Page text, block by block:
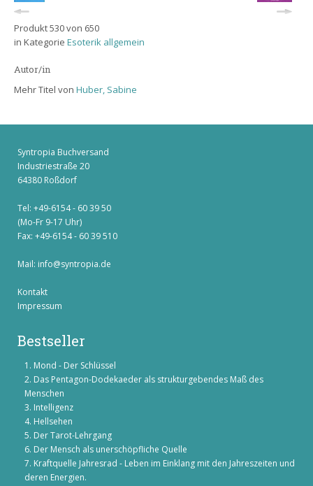
Produkt 530 von 650
in Kategorie Esoterik allgemein
Autor/in
Mehr Titel von Huber, Sabine
Syntropia Buchversand
Industriestraße 20
64380 Roßdorf
Tel: +49-6154 - 60 39 50
(Mo-Fr 9-17 Uhr)
Fax: +49-6154 - 60 39 510
Mail: info@syntropia.de
Kontakt
Impressum
Bestseller
Mond - Der Schlüssel
Das Pentagon-Dodekaeder als strukturgebendes Maß des
Menschen
Intelligenz
Hellsehen
Der Tarot-Lehrgang
Der Mensch als unerschöpfliche Quelle
Kraftquelle Jahresrad - Leben im Einklang mit den Jahreszeiten und
deren Energien.